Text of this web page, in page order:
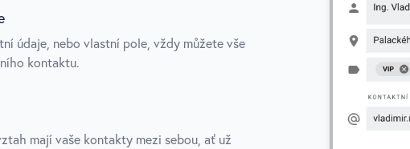
údaje, nebo vlastní pole, vždy můžete vše
kontaktu.
mají vaše kontakty mezi sebou, ať už